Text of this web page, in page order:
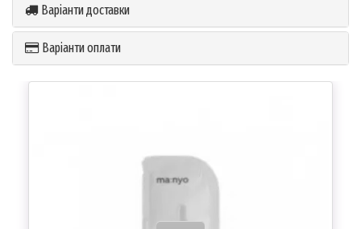
Варіанти доставки
Варіанти оплати